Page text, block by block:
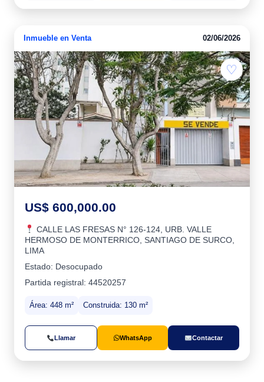
Inmueble en Venta 02/06/2026
♡
US$ 600,000.00
CALLE LAS FRESAS N° 126-124, URB. VALLE
HERMOSO DE MONTERRICO, SANTIAGO DE SURCO,
LIMA
Estado: Desocupado
Partida registral: 44520257
Área: 448 m² Construida: 130 m²
Llamar WhatsApp Contactar